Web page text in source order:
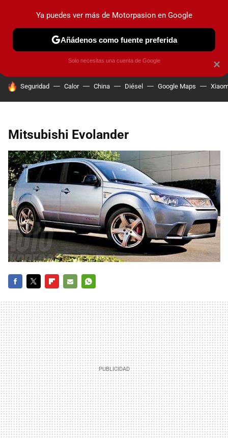
PRUEBAS COCHES ELÉCTRICOS OBSERVATORIO
HOY SE HABLA DE
Seguridad Calor China Diésel Google Maps
Mitsubishi Evolander
MAIL
×
Ya puedes ver más de Motorpasion en Google
Añádenos como fuente preferida
Solo necesitas una cuenta de Google